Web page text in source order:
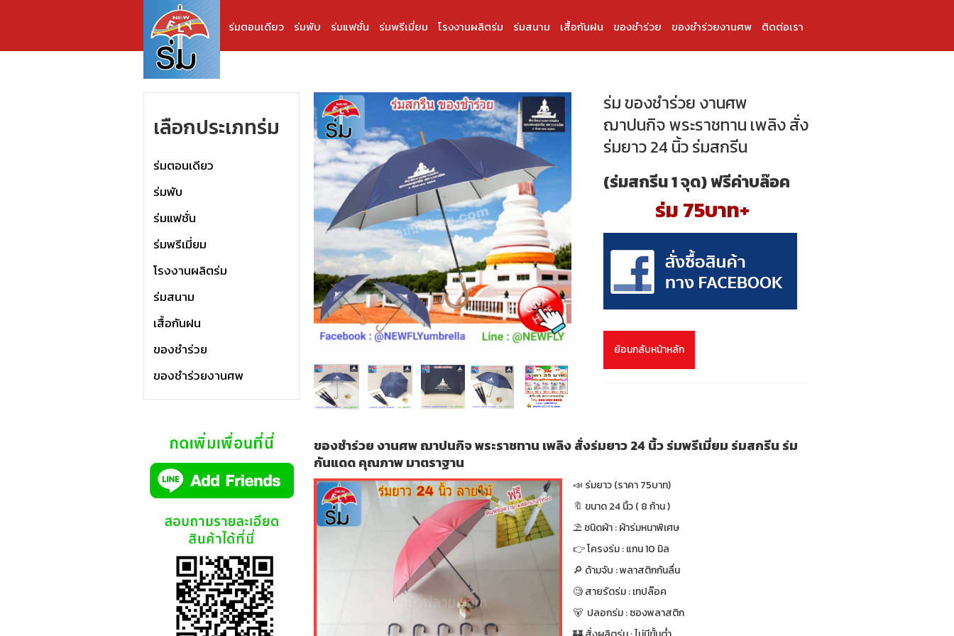
ร่มตอนเดียว ร่มพับ ร่มแฟชั่น ร่มพรีเมี่ยม โรงงานผลิตร่ม ร่มสนาม เสื้อกันฝน ของชำร่วย ของชำร่วยงานศพ ติดต่อเรา
เลือกประเภทร่ม
ร่มตอนเดียว
ร่มพับ
ร่มแฟชั่น
ร่มพรีเมี่ยม
โรงงานผลิตร่ม
ร่มสนาม
เสื้อกันฝน
ของชำร่วย
ของชำร่วยงานศพ
ร่ม ของชำร่วย งานศพ
ฌาปนกิจ พระราชทาน เพลิง สั่ง
ร่มยาว 24 นิ้ว ร่มสกรีน
(ร่มสกรีน 1 จุด) ฟรีค่าบล๊อค
ร่ม 75บาท+
ย้อนกลับหน้าหลัก
ของชำร่วย งานศพ ฌาปนกิจ พระราชทาน เพลิง สั่งร่มยาว 24 นิ้ว ร่มพรีเมี่ยม ร่มสกรีน ร่ม
กันแดด คุณภาพ มาตราฐาน
📣 ร่มยาว (ราคา 75บาท)
🔖 ขนาด 24 นิ้ว ( 8 ก้าน )
⛱ ชนิดผ้า : ผ้าร่มหนาพิเศษ
👉 โครงร่ม : แกน 10 มิล
🔎 ด้ามจับ : พลาสติกกันลื่น
🧐 สายรัดร่ม : เทปล๊อค
🐻 ปลอกร่ม : ซองพลาสติก